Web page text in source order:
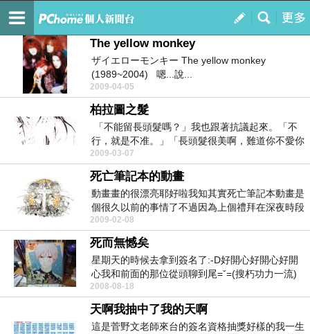
我的
訂閱
Visionnaire
The yellow monkey
ザイエローモンキー The yellow monkey
(1989~2004) 嗯...說...
2009-04-05
柏拉圖之髮
「不能留長頭髮嗎？」我也跟著抗議起來。「不
行，就是不准。」「長頭髮很美啊，難道你不愛你
自己的長髮？...
2009-03-07
死亡筆記本的動畫
動畫畫的很漂亮耶好啦我知其實死亡筆記本動畫是
個很久以前的事情了不過因為上個禮拜在深夜時段
看到然後就開...
2009-02-08
死而無憾矣
星期天的時候去拿到簽名了:-D好開心好開心好開
心我和前面的那位從頭聊到尾=ˇ=(搜朽功力一流)
我已經...
2008-08-18
天啊我抽中了我的天啊
這是菅野文老師來台的簽名資格抽獎好樣的我一生